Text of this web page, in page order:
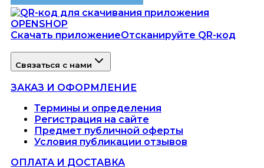
Скачать приложениеОтсканируйте QR-код
Связаться с нами
ЗАКАЗ И ОФОРМЛЕНИЕ
Термины и определения
Регистрация на сайте
Предмет публичной оферты
Условия публикации отзывов
ОПЛАТА И ДОСТАВКА